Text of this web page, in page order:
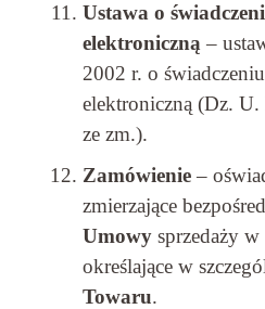
Ustawa o
elektroniczną–
2002 r. o
elektroniczną (Dz.
ze zm.).
Zamówienie–
zmierzające
Umowy sprzedaży w
określające w
Towaru.